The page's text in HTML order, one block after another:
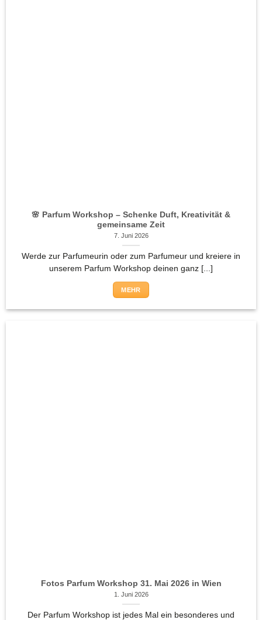
🌸 Parfum Workshop – Schenke Duft, Kreativität &
gemeinsame Zeit
7. Juni 2026
Werde zur Parfumeurin oder zum Parfumeur und kreiere in
unserem Parfum Workshop deinen ganz [...]
MEHR
Fotos Parfum Workshop 31. Mai 2026 in Wien
1. Juni 2026
Der Parfum Workshop ist jedes Mal ein besonderes und